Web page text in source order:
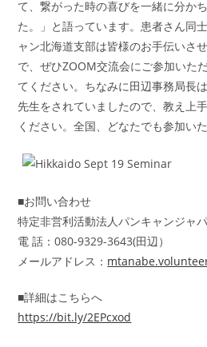
て、繋がった時の喜びを一緒に分か
た。」と語っています。患者さん同
ャン北海道支部は皆様のお手伝いさ
で、ぜひZOOM交流会にご参加いた
てください。ちなみに田辺事務局長
先生をされていましたので、教え上
ください。全国、どなたでも参加いた
■お問い合わせ
特定非営利活動法人パンキャンジャ
電 話：080-9329-3643(田辺）
メールアドレス：
■詳細はこちらへ
https://bit.ly/2EPcxod